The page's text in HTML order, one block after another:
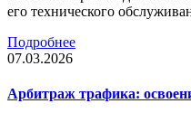
его технического
Подробнее
07.03.2026
Арбитраж трафика: